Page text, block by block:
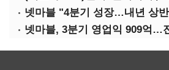
넷마블 "4분기 성장…내년 상
넷마블, 3분기 영업익 909억…